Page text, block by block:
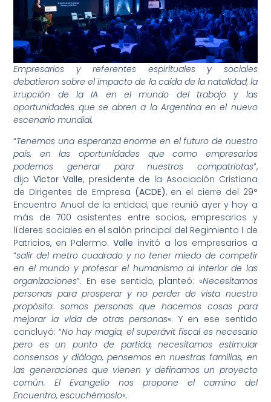
Empresarios y referentes espirituales y sociales
debatieron sobre el impacto de la caída de la natalidad, la
irrupción de la IA en el mundo del trabajo y las
oportunidades que se abren a la Argentina en el nuevo
escenario mundial.
“Tenemos una esperanza enorme en el futuro de nuestro
país, en las oportunidades que como empresarios
podemos generar para nuestros compatriotas”,
dijoVíctor Valle, presidente de la Asociación Cristiana
de Dirigentes de Empresa (ACDE), en el cierre del 29°
Encuentro Anual de la entidad, que reunió ayer y hoy a
más de 700 asistentes entre socios, empresarios y
líderes sociales en el salón principal del Regimiento I de
Patricios, en Palermo.Valle invitó a los empresarios a
“salir del metro cuadrado y no tener miedo de competir
en el mundo y profesar el humanismo al interior de las
organizaciones”. En ese sentido, planteó: «Necesitamos
personas para prosperar y no perder de vista nuestro
propósito: somos personas que hacemos cosas para
mejorar la vida de otras personas«. Y en ese sentido
concluyó: “No hay magia, el superávit fiscal es necesario
pero es un punto de partida, necesitamos estimular
consensos y diálogo, pensemos en nuestras familias, en
las generaciones que vienen y definamos un proyecto
común. El Evangelio nos propone el camino del
Encuentro, escuchémoslo«.